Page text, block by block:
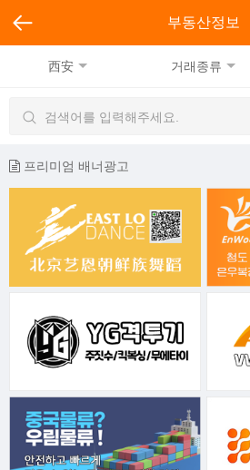
부동산정보
西安 거래종류
프리미엄 배너광고